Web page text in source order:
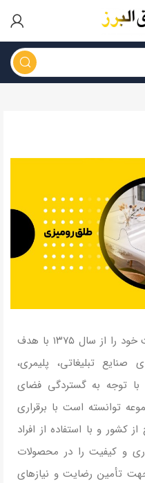
گروه صنعتی – بازرگانی البرز فعالیت خود را از سال ۱۳۷۵ با هدف
تبلیغاتی، پلیمری،
با توجه به گستردگی فضای
توانسته است با برقراری
کشور و با استفاده از افراد
و کیفیت را در محصولات
تأمین رضایت و نیازهای